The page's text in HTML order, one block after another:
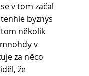
v tom začal
byznys
několik
v
za něco
že